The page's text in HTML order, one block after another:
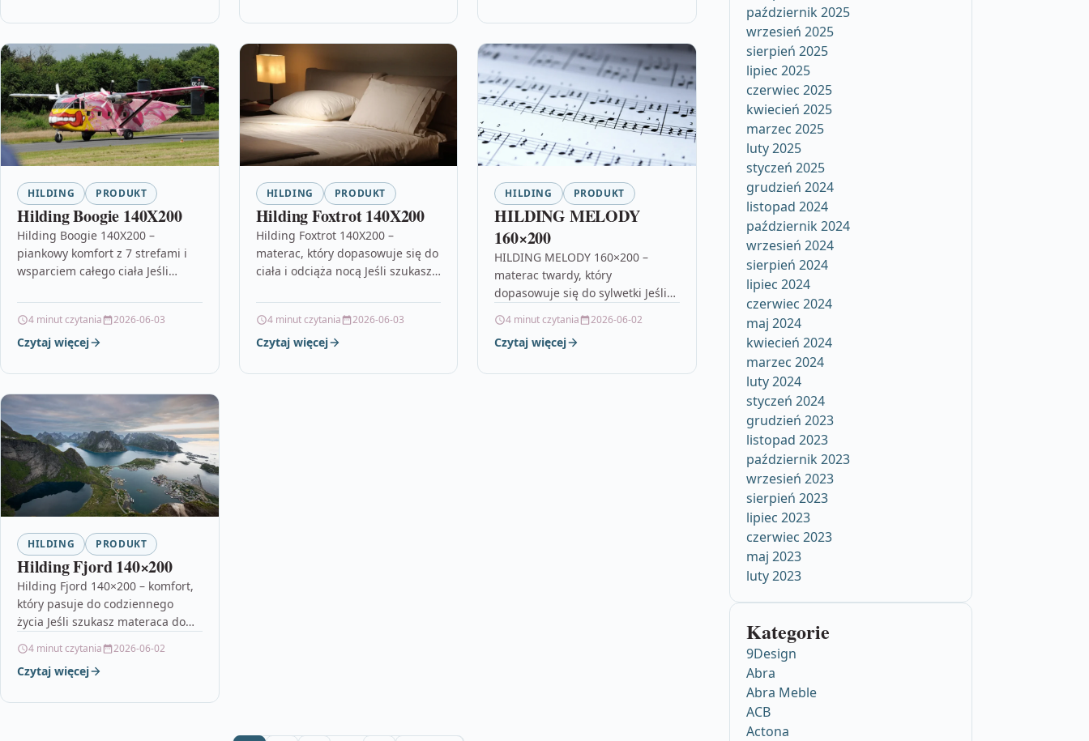
HILDING PRODUKT
Hilding Boogie 140X200
Hilding Boogie 140X200 –
piankowy komfort z 7 strefami i
wsparciem całego ciała Jeśli
równomiernie podtrzymuje
sylwetkę i jednocześnie daje
uczucie…
4 minut czytania 2026-06-03
Czytaj więcej
HILDING PRODUKT
Hilding Foxtrot 140X200
Hilding Foxtrot 140X200 –
materac, który dopasowuje się do
ciała i odciąża nocą Jeśli szukasz
w każdej pozycji i nie…
4 minut czytania 2026-06-03
Czytaj więcej
HILDING PRODUKT
HILDING MELODY
160×200
HILDING MELODY 160×200 –
materac twardy, który
dopasowuje się do sylwetki Jeśli
twarde, stabilne podparcie, a
jednocześnie nie “sztywnieje”
4 minut czytania 2026-06-02
Czytaj więcej
HILDING PRODUKT
Hilding Fjord 140×200
Hilding Fjord 140×200 – komfort,
który pasuje do codziennego
życia Jeśli szukasz materaca do
praktycznym podejściem do
zakupów, model…
4 minut czytania 2026-06-02
Czytaj więcej
październik 2025
wrzesień 2025
sierpień 2025
lipiec 2025
czerwiec 2025
kwiecień 2025
marzec 2025
luty 2025
styczeń 2025
grudzień 2024
listopad 2024
październik 2024
wrzesień 2024
sierpień 2024
lipiec 2024
czerwiec 2024
maj 2024
kwiecień 2024
marzec 2024
luty 2024
styczeń 2024
grudzień 2023
listopad 2023
październik 2023
wrzesień 2023
sierpień 2023
lipiec 2023
czerwiec 2023
maj 2023
luty 2023
Kategorie
9Design
Abra
Abra Meble
ACB
Actona